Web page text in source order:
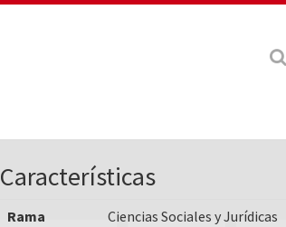
Características
Rama
Ciencias Sociales y Jurídicas